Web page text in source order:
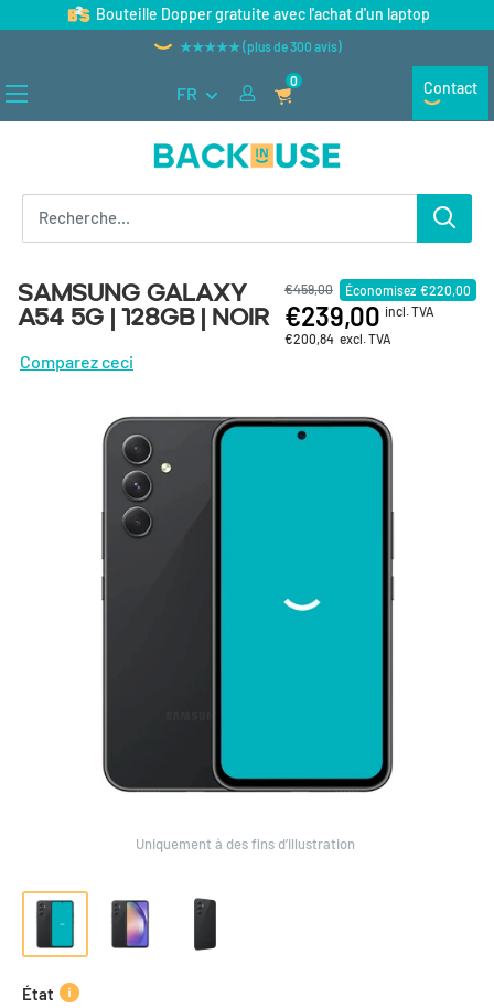
Passer au contenuBouteille Dopper gratuite avec l'achat d'un laptop
★★★★★ (plus de 300 avis)
Back in Use
FR
0 Contact
Samsung Galaxy
A54 5G | 128GB | Noir
€459,00 Économisez €220,00
€239,00 incl. TVA
€200,84 excl. TVA
Comparez ceci
Uniquement à des fins d’illustration
État